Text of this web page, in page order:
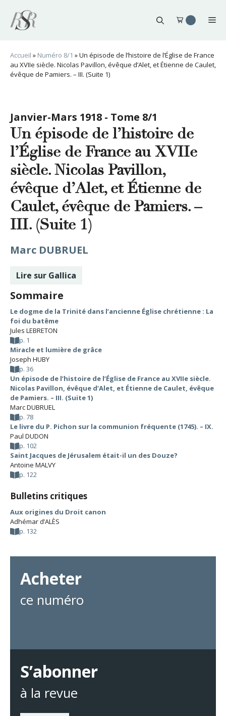
contenu
Accueil » Numéro 8/1 »Un épisode de l’histoire de l’Église de France
au XVIIe siècle. Nicolas Pavillon, évêque d’Alet, et Étienne de Caulet,
évêque de Pamiers. – III. (Suite 1)
Janvier-Mars 1918 - Tome 8/1
Un épisode de l’histoire de
l’Église de France au XVIIe
siècle. Nicolas Pavillon,
évêque d’Alet, et Étienne de
Caulet, évêque de Pamiers. –
III. (Suite 1)
Marc DUBRUEL
Lire sur Gallica
Sommaire
Le dogme de la Trinité dans l’ancienne Église chrétienne : La
foi du batême
Jules LEBRETON
p. 1
Miracle et lumière de grâce
Joseph HUBY
p. 36
Un épisode de l’histoire de l’Église de France au XVIIe siècle.
Nicolas Pavillon, évêque d’Alet, et Étienne de Caulet, évêque
de Pamiers. – III. (Suite 1)
Marc DUBRUEL
p. 78
Le livre du P. Pichon sur la communion fréquente (1745). – IX.
Paul DUDON
p. 102
Saint Jacques de Jérusalem était-il un des Douze?
Antoine MALVY
p. 122
Bulletins critiques
Aux origines du Droit canon
Adhémar d’ALÈS
p. 132
Acheter
ce numéro
S’abonner
à la revue